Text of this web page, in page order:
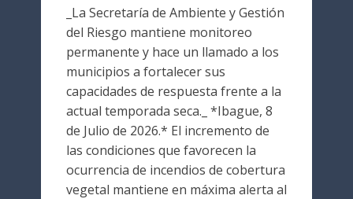
_La Secretaría de Ambiente y Gestión
del Riesgo mantiene monitoreo
permanente y hace un llamado a los
municipios a fortalecer sus
capacidades de respuesta frente a la
actual temporada seca._ *Ibague, 8
de Julio de 2026.* El incremento de
las condiciones que favorecen la
ocurrencia de incendios de cobertura
vegetal mantiene en máxima alerta al